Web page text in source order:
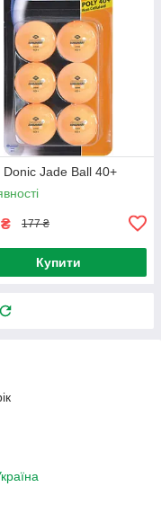
Donic Jade Ball 40+
₴ 177 ₴
Купити